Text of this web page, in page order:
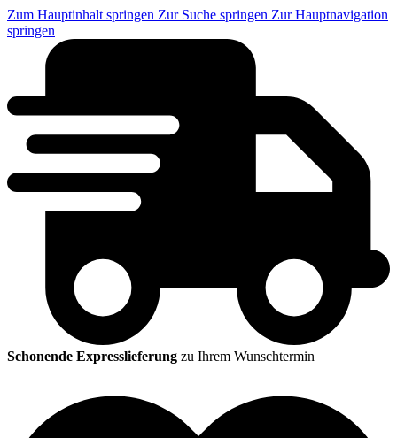
Zum Hauptinhalt springen Zur Suche springen Zur Hauptnavigation
springen
Schonende Expresslieferung zu Ihrem Wunschtermin